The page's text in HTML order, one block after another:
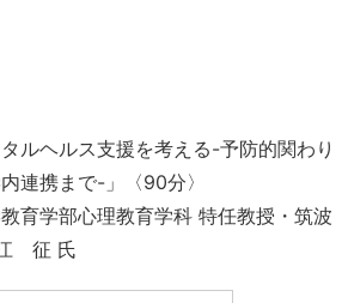
ルヘルス支援を考える-予防的関わり
連携まで-」〈90分〉
教育学部心理教育学科 特任教授・筑波
征 氏